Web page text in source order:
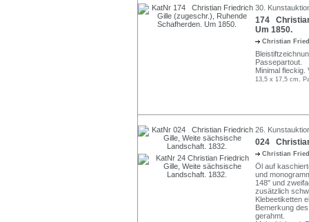
30.
174
Um 1850.
Christian
Passepartout.
Minimal fleckig.
13,5 x 17,5 cm,
26.
024
Christian
Öl auf
und
148" und
zusätzlich
Klebeetiketten
Bemerkung
gerahmt.